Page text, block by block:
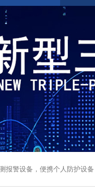
报警设备，便携个人防护设